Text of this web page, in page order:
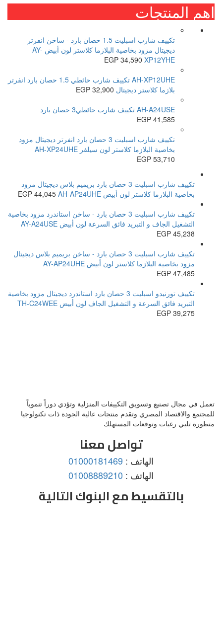
اهم المنتجات
تكييف شارب اسبليت 1.5 حصان بارد - ساخن انفرتر
ديجيتال مزود بخاصية البلازما كلاستر لون أبيض AY-
XP12YHE
EGP 34,590
AH-XP12UHE تكييف شارب حائطي 1.5 حصان بارد انفرتر
بلازما كلاستر ديجيتال
EGP 32,900
AH-A24USE تكييف شارب حائطي3 حصان بارد
EGP 41,585
تكييف شارب اسبليت 3 حصان بارد انفرتر ديجيتال مزود
بخاصية البلازما كلاستر لون سيلفر AH-XP24UHE
EGP 53,710
تكييف شارب اسبليت 3 حصان بارد بريميم بلاس ديجيتال مزود
بخاصية البلازما كلاستر لون أبيض AH-AP24UHE
EGP 44,045
تكييف شارب اسبليت 3 حصان بارد - ساخن استاندرد مزود بخاصية
التشغيل الجاف و التبريد فائق السرعة لون أبيض AY-A24USE
EGP 45,238
تكييف شارب اسبليت 3 حصان بارد - ساخن بريميم بلاس ديجيتال
مزود بخاصية البلازما كلاستر لون أبيض AY-AP24UHE
EGP 47,485
تكييف تورنيدو اسبليت 3 حصان بارد استاندرد ديجيتال مزود بخاصية
التبريد فائق السرعة و التشغيل الجاف لون أبيض TH-C24WEE
EGP 39,275
تعمل في مجال تصنيع وتسويق التكييفات المنزلية وتؤدي دوراً تنموياً
للمجتمع والاقتصاد المصري وتقدم منتجات عالية الجودة ذات تكنولوجيا
متطورة تلبي رغبات وتوقعات المستهلك
تواصل معنا
الهاتف : 01000181469
الهاتف : 01008889210
بالتقسيط مع البنوك التالية